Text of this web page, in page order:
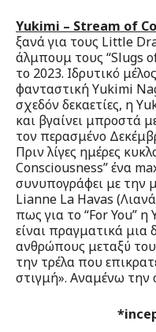
Yukimi – Stream of
ξανά για τους Little
άλμπουμ τους “Slugs
το 2023. Ιδρυτικό
φανταστική Yukimi
σχεδόν δεκαετίες, η
και βγαίνει μπροστά
τον περασμένο
Πριν λίγες ημέρες
Consciousness” ένα
συνυπογράφει με την
Lianne La Havas
πως για το “For You”
είναι πραγματικά μια
ανθρώπους μεταξύ
την τρέλα που
στιγμή». Αναμένω την